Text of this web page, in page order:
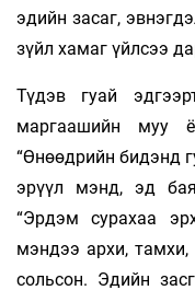
эдийн засаг,
зүйл хамаг үйлсээ
Түдэв гуай
маргаашийн муу
“Өнөөдрийн бидэнд
эрүүл мэнд, эд
“Эрдэм сурахаа
мэндээ архи, тамхи,
сольсон. Эдийн